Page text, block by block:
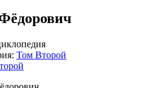
Том Второй